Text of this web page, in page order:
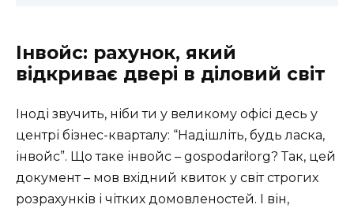
Інвойс: рахунок, який
відкриває двері в діловий світ
Іноді звучить, ніби ти у великому офісі десь у
центрі бізнес-кварталу: “Надішліть, будь ласка,
інвойс”. Що таке інвойс – gospodari!org? Так, цей
документ – мов вхідний квиток у світ строгих
розрахунків і чітких домовленостей. І він,